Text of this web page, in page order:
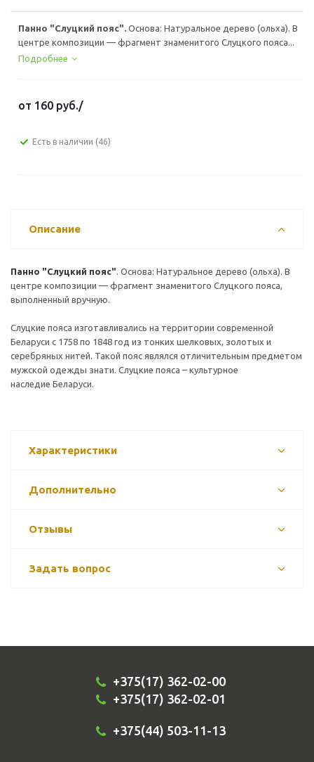
Панно "Слуцкий пояс". Основа: Натуральное дерево (ольха). В
центре композиции — фрагмент знаменитого Слуцкого пояса...
Подробнее
от 160 руб./
Есть в наличии (46)
Описание
Панно "Слуцкий пояс". Основа: Натуральное дерево (ольха). В
центре композиции — фрагмент знаменитого Слуцкого пояса,
выполненный вручную.
Слуцкие пояса изготавливались на территории современной
Беларуси с 1758 по 1848 год из тонких шелковых, золотых и
серебряных нитей. Такой пояс являлся отличительным предметом
мужской одежды знати. Слуцкие пояса – культурное
наследие Беларуси.
Характеристики
Дополнительно
Отзывы
Задать вопрос
+375(17) 362-02-00
+375(17) 362-02-01
+375(44) 503-11-13